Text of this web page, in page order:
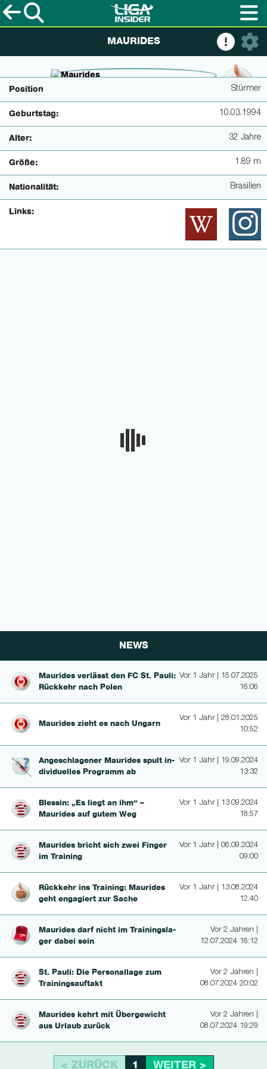
MAURIDES
Position Stürmer
Geburtstag: 10.03.1994
Alter: 32 Jahre
Größe: 1.89 m
Nationalität: Brasilien
Links:
NEWS
Maurides verlässt den FC St. Pauli:
Rückkehr nach Polen
Vor 1 Jahr | 15.07.2025
16:06
Maurides zieht es nach Ungarn
Vor 1 Jahr | 28.01.2025
10:52
An­geschlage­ner Maurides spult in­
divi­duel­les Programm ab
Vor 1 Jahr | 19.09.2024
13:32
Blessin: „Es liegt an ihm“ –
Maurides auf gutem Weg
Vor 1 Jahr | 13.09.2024
18:57
Maurides bricht sich zwei Finger
im Training
Vor 1 Jahr | 06.09.2024
09:00
Rückkehr ins Training: Maurides
geht engagiert zur Sache
Vor 1 Jahr | 13.08.2024
12:40
Maurides darf nicht im Trainingsla­
ger dabei sein
Vor 2 Jahren |
12.07.2024 16:12
St. Pauli: Die Personallage zum
Trai­ningsauftakt
Vor 2 Jahren |
08.07.2024 20:02
Maurides kehrt mit Übergewicht
aus Urlaub zurück
Vor 2 Jahren |
08.07.2024 19:29
< ZURÜCK 1 WEITER >